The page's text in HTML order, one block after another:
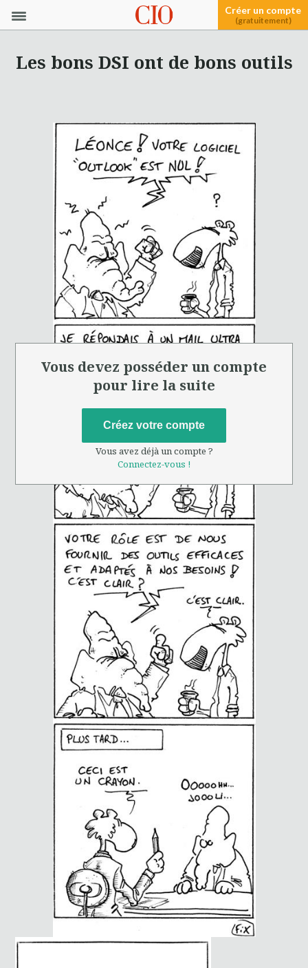
Créer un compte
(gratuitement)
Les bons DSI ont de bons outils
Vous devez posséder un compte
pour lire la suite
Créez votre compte
Vous avez déjà un compte ?
Connectez-vous !